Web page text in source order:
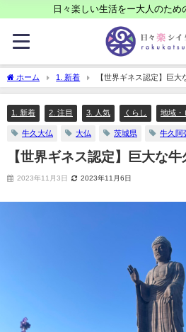
日々楽しい生活をー大人のため
ホーム 1. 新着 【世界ギネス認定】巨
1. 新着 2. 注目 3. 人気 くらし 地域・
牛久大仏 大仏 茨城県 牛久阿
【世界ギネス認定】巨大な
2023年11月3日 2023年11月6日